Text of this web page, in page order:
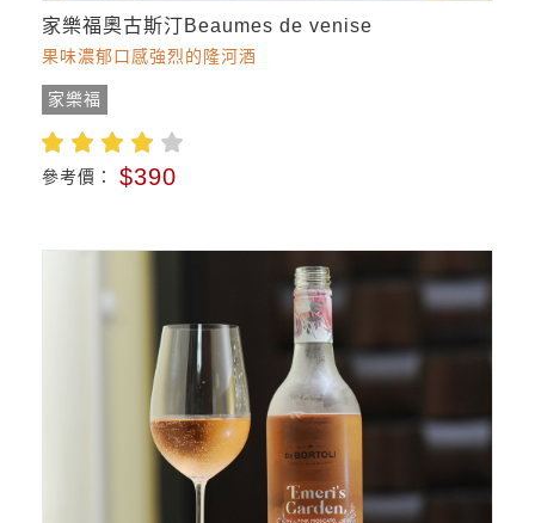
家樂福奧古斯汀Beaumes de venise
果味濃郁口感強烈的隆河酒
家樂福
參考價： $390